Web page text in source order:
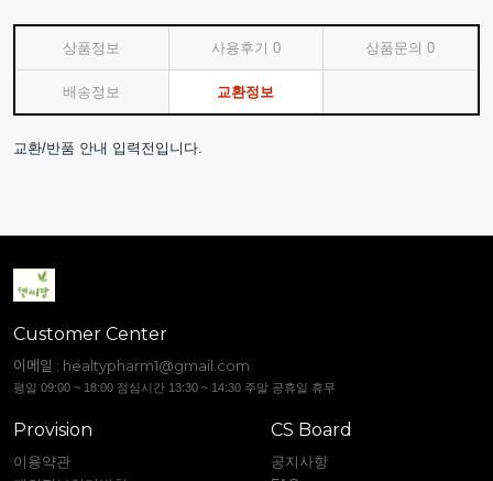
상품정보 사용후기 0 상품문의0
배송정보 교환정보
교환/반품 안내 입력전입니다.
Customer Center
이메일 : healtypharm1@gmail.com
평일 09:00 ~ 18:00 점심시간 13:30 ~ 14:30 주말 공휴일 휴무
Provision
이용약관
CS Board
공지사항